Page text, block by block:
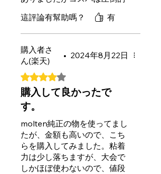
モルテンに比べて１枚当たり
の値段は３分の１程ですが、
機能的にはほぼ変わりませ
ん。１枚１枚の耐久？は若干
シューダスターの方が良いよ
うに感じますが、綺麗に使う
物でもないので気にならない
です。
純正の物を使っていた時期の
ことをいま考えると、剥がす
たびに１００円捨てていたの
か・・・って感じです。
不満があるとすれば、なんで
もっと早く作ってくれなかっ
這評論有幫助嗎？ 有
購入者さ
ん(楽天)
• 2024年8月22日
評等為 4（最高為 5 顆星）。
購入して良かったで
す。
molten純正の物を使ってまし
たが、金額も高いので、こち
らを購入してみました。粘着
力は少し落ちますが、大会で
しかほぼ使わないので、値段